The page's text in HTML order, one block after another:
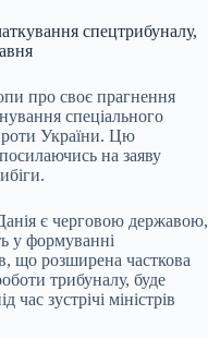
спецтрибуналу,
про своє прагнення
спеціального
України. Цю
на заяву
є черговою державою,
у формуванні
що розширена часткова
трибуналу, буде
зустрічі міністрів